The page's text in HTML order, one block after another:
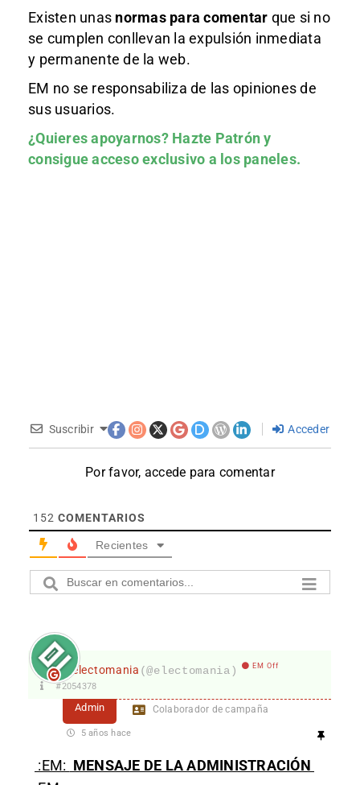
Existen unas normas para comentar que si no
se cumplen conllevan la expulsión inmediata
y permanente de la web.
EM no se responsabiliza de las opiniones de
sus usuarios.
¿Quieres apoyarnos? Hazte Patróny
consigue acceso exclusivo a los paneles.
Suscribir Acceder
Por favor, accede para comentar
152 COMENTARIOS
Recientes
electomania (@electomania) EM Off
#2054378
Admin Colaborador de campaña
5 años hace
:EM: MENSAJE DE LA ADMINISTRACIÓN